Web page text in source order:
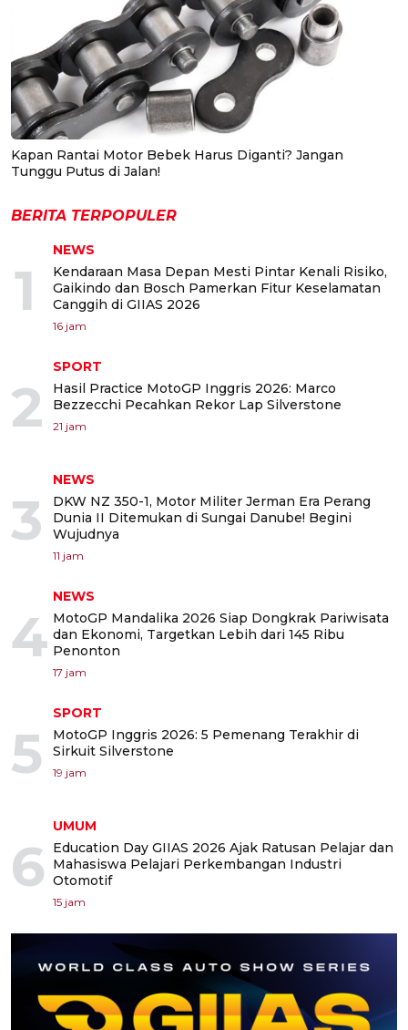
Kapan Rantai Motor Bebek Harus Diganti? Jangan
Tunggu Putus di Jalan!
BERITA TERPOPULER
1
NEWS
Kendaraan Masa Depan Mesti Pintar Kenali Risiko,
Gaikindo dan Bosch Pamerkan Fitur Keselamatan
Canggih di GIIAS 2026
16 jam
2
SPORT
Hasil Practice MotoGP Inggris 2026: Marco
Bezzecchi Pecahkan Rekor Lap Silverstone
21 jam
3
NEWS
DKW NZ 350-1, Motor Militer Jerman Era Perang
Dunia II Ditemukan di Sungai Danube! Begini
Wujudnya
11 jam
4
NEWS
MotoGP Mandalika 2026 Siap Dongkrak Pariwisata
dan Ekonomi, Targetkan Lebih dari 145 Ribu
Penonton
17 jam
5
SPORT
MotoGP Inggris 2026: 5 Pemenang Terakhir di
Sirkuit Silverstone
19 jam
6
UMUM
Education Day GIIAS 2026 Ajak Ratusan Pelajar dan
Mahasiswa Pelajari Perkembangan Industri
Otomotif
15 jam